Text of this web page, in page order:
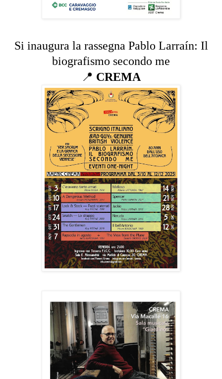
Si inaugura la rassegna Pablo Larraín: Il
biografismo secondo me
📍 CREMA